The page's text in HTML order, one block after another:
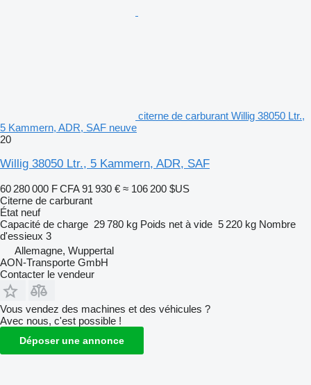
citerne de carburant Willig 38050 Ltr.,
5 Kammern, ADR, SAF neuve
20
Willig 38050 Ltr., 5 Kammern, ADR, SAF
60 280 000 F CFA 91 930 € ≈ 106 200 $US
Citerne de carburant
État neuf
Capacité de charge 29 780 kg Poids net à vide 5 220 kg Nombre
d'essieux 3
Allemagne, Wuppertal
AON-Transporte GmbH
Contacter le vendeur
Vous vendez des machines et des véhicules ?
Avec nous, c'est possible !
Déposer une annonce